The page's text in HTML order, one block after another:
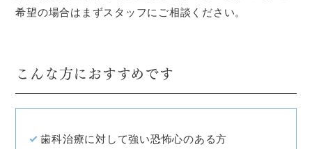
希望の場合はまずスタッフにご相談ください。
こんな方におすすめです
歯科治療に対して強い恐怖心のある方